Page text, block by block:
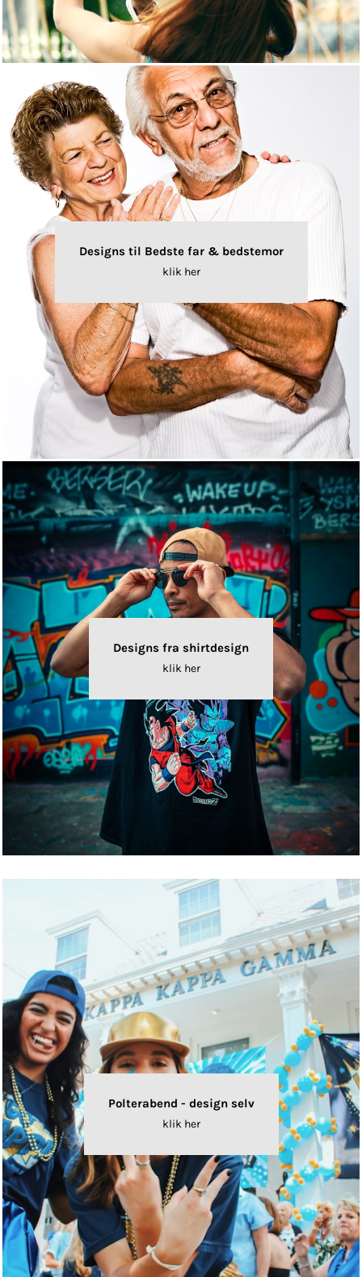
Designs til Bedste far & bedstemor
klik her
Designs fra shirtdesign
klik her
Polterabend - design selv
klik her